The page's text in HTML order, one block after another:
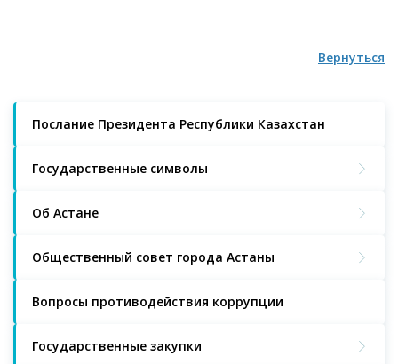
Послание Президента Республики Казахстан
Государственные символы
Об Астане
Общественный совет города Астаны
Вопросы противодействия коррупции
Государственные закупки
Вернуться